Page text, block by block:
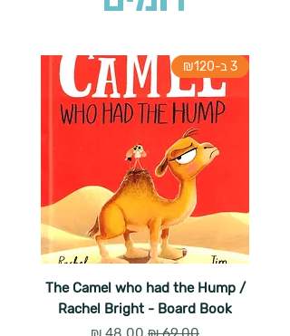
3 ב-₪120
The Camel who had the Hump /
Rachel Bright - Board Book
מחיר רגיל מחיר מבצע